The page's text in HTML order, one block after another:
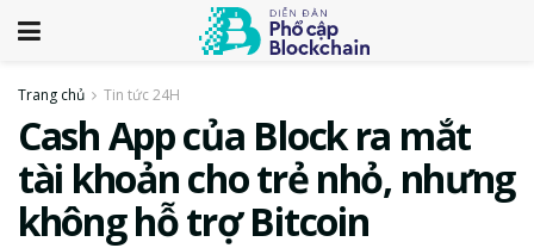
Trang chủ Tin tức 24H
Cash App của Block ra mắt
tài khoản cho trẻ nhỏ, nhưng
không hỗ trợ Bitcoin